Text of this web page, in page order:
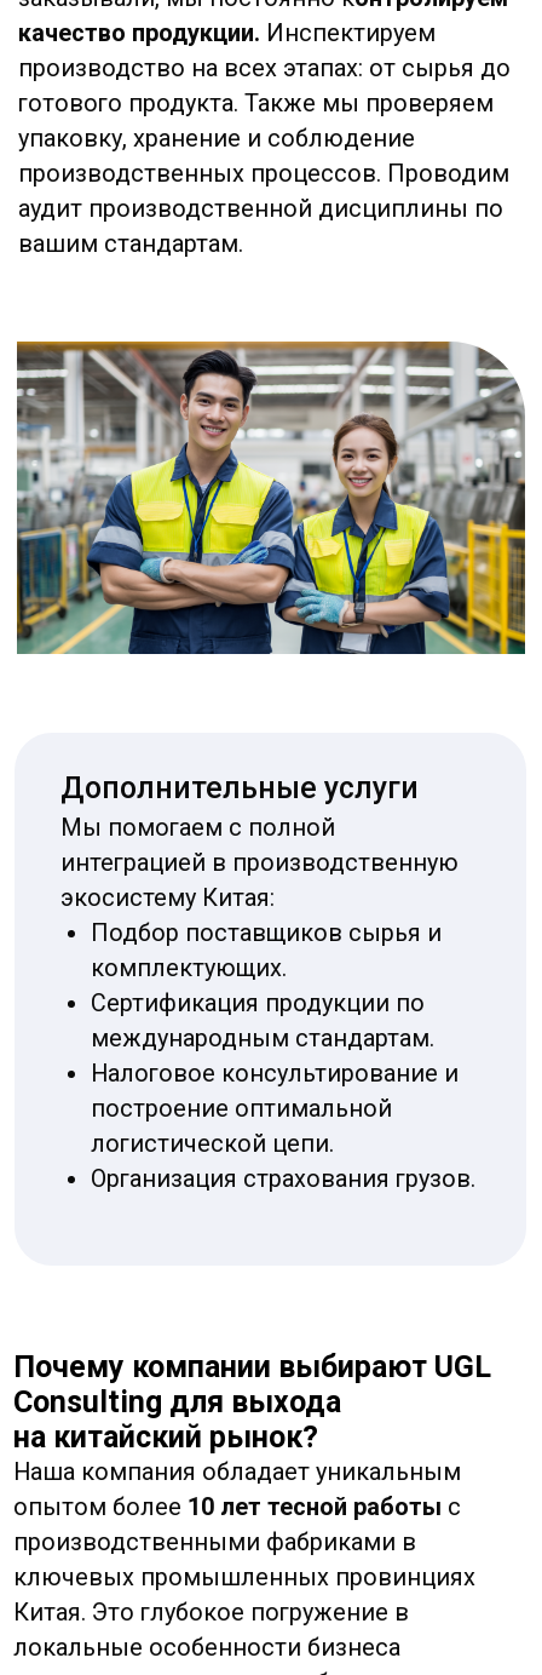
Почему компании выбирают UGL
Consulting для выхода
на китайский рынок?
Наша компания обладает уникальным
опытом более 10 лет тесной работы с
производственными фабриками в
ключевых промышленных провинциях
Китая. Это глубокое погружение в
надежными проводниками в мире
азиатского производства.
Мы выстраиваем работуна принципах
полного контроля и абсолютной
прозрачности. Для нас важно, чтобы вы
чувствовали уверенность на каждом этапе:
от заключения контракта до отгрузки
готового товара.
Вы будете всегда в курсе процесса
вносить корректировки. Наша задача —
быть вашими глазами и ушами на заводе.
Главный результат нашего многолетнего
присутствия на рынке — это к
снижение рисков
экономия для вашего бизнеса. Мы
разработали систему предварительного
контроля качества, которая выявляет
потенциальный брак на этапе сырья и
полуфабрикатов, а не готовой продукции,
предотвращая тем самым срывы поставок
и финансовые потери.
Принцип «никаких скрытых комиссий»
проверенные грузоперевозчики, выбор
оптимального маршрута) мы добиваемся
значительного снижения ваших
совокупных издержек.
Партнерство с нами— это не просто